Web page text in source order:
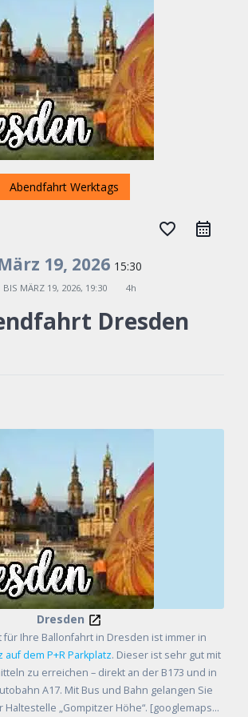
Abendfahrt Werktags
favorite_border
19, 2026 15:30
BIS MÄRZ 19, 2026, 19:30 4h
Dresden
Dresden
für Ihre Ballonfahrt in Dresden ist immer in
dem P+R Parkplatz. Dieser ist sehr gut mit
zu erreichen – direkt an der B173 und in
A17. Mit Bus und Bahn gelangen Sie
„Gompitzer Höhe“. [googlemaps